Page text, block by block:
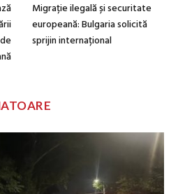
Migrație ilegală și securitate
europeană: Bulgaria solicită
sprijin internațional